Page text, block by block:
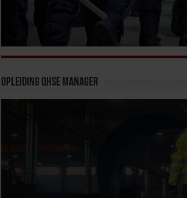
Opleiding QHSE Manager